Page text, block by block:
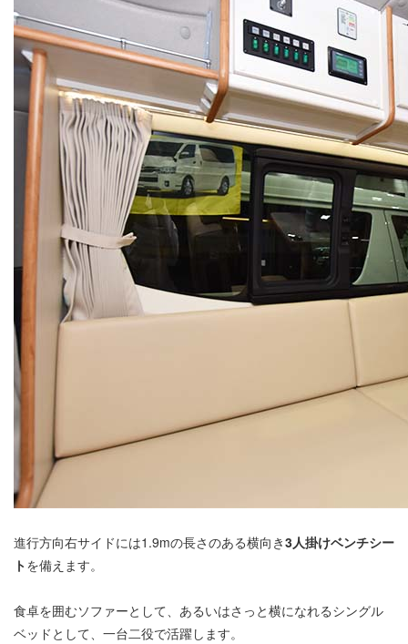
進行方向右サイドには1.9mの長さのある横向き3人掛けベンチシー
トを備えます。
食卓を囲むソファーとして、あるいはさっと横になれるシングル
ベッドとして、一台二役で活躍します。